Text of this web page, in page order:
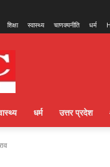
शिक्षा स्वास्थ्य चाणक्यनीति धर्म
धर्म उत्तर प्रदेश